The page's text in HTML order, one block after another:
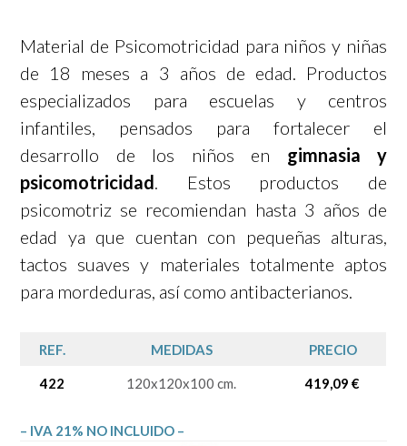
Material de Psicomotricidad para niños y niñas
de 18 meses a 3 años de edad. Productos
especializados para escuelas y centros
infantiles, pensados para fortalecer el
desarrollo de los niños en gimnasia y
psicomotricidad . Estos productos de
psicomotriz se recomiendan hasta 3 años de
edad ya que cuentan con pequeñas alturas,
tactos suaves y materiales totalmente aptos
para mordeduras, así como antibacterianos.
REF. MEDIDAS PRECIO
422 120x120x100 cm. 419,09 €
– IVA 21% NO INCLUIDO –